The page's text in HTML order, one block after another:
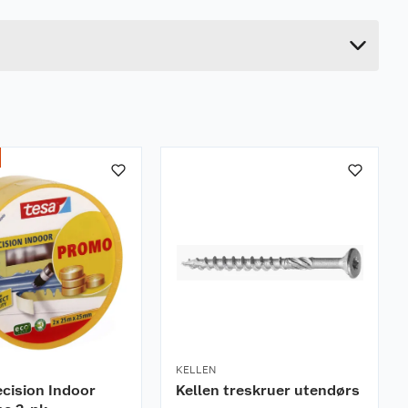
Indoor
KELLEN
Kellen treskruer utendørs